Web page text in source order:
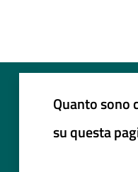
Quanto sono
su questa